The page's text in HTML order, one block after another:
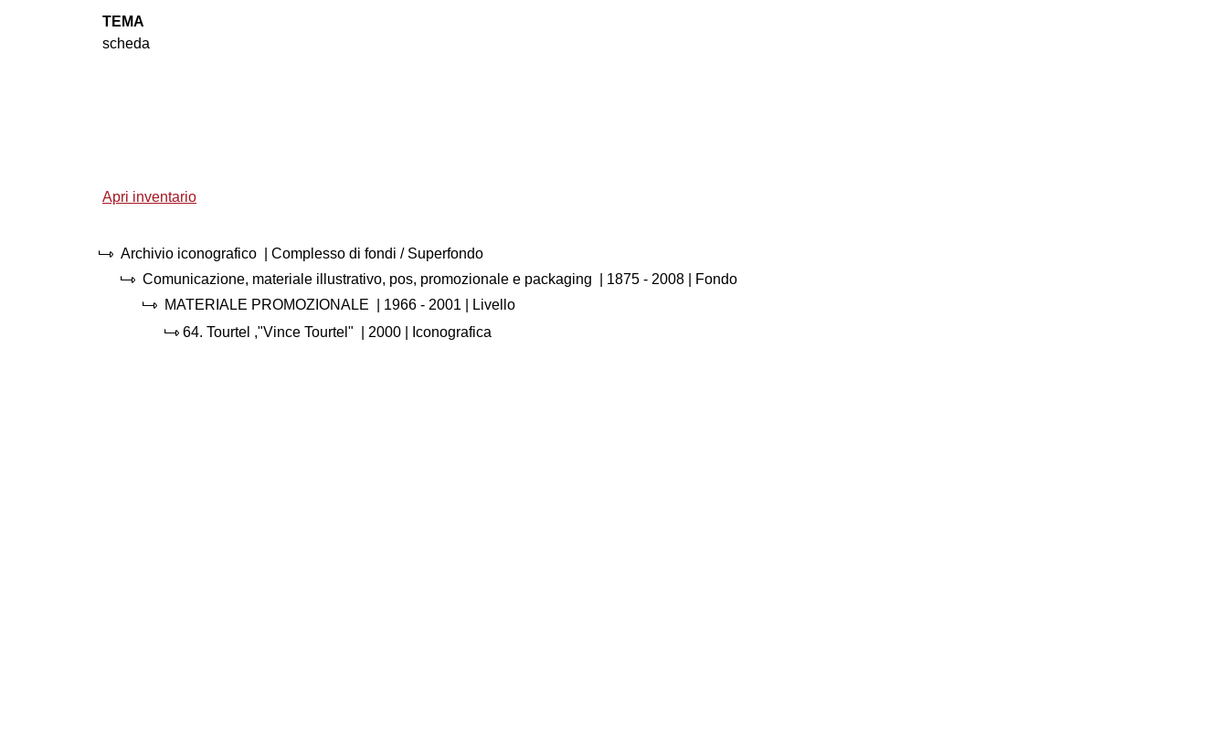
TEMA
scheda
Apri inventario
Archivio iconografico
| Complesso di fondi / Superfondo
Comunicazione, materiale illustrativo, pos, promozionale e packaging
1875 - 2008
| Fondo
MATERIALE PROMOZIONALE
1966 - 2001
| Livello
64. Tourtel ,"Vince Tourtel" 2000 | Iconografica